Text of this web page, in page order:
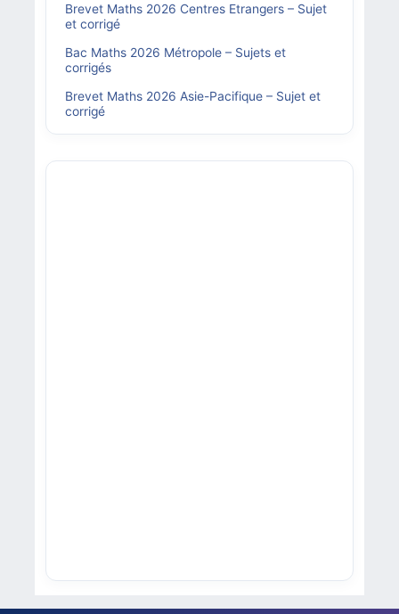
Brevet Maths 2026 Centres Etrangers – Sujet
et corrigé
Bac Maths 2026 Métropole – Sujets et
corrigés
Brevet Maths 2026 Asie-Pacifique – Sujet et
corrigé